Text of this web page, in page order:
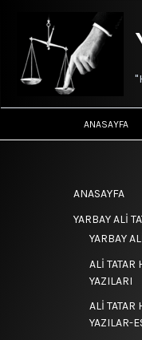
ANASAYFA
ANASAYFA
YARBAY ALİ
YARBAY
ALİ TATAR
YAZILARI
ALİ TATAR
YAZILAR-